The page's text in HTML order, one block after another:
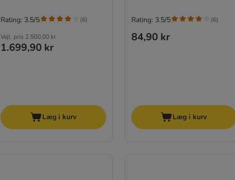
Vejl. pris 2.500,00 kr
1.699,90 kr
Rating: 3.5/5 (6)
Læg i kurv
84,90 kr
Rating: 3.5/5 (6)
Læg i kurv